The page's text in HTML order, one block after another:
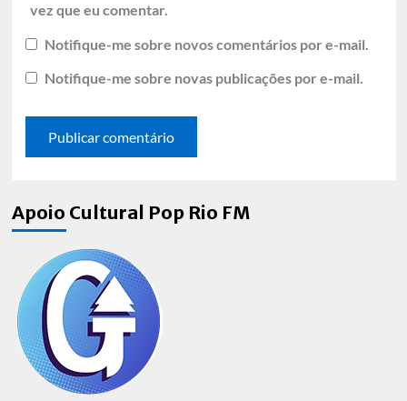
vez que eu comentar.
Notifique-me sobre novos comentários por e-mail.
Notifique-me sobre novas publicações por e-mail.
Apoio Cultural Pop Rio FM